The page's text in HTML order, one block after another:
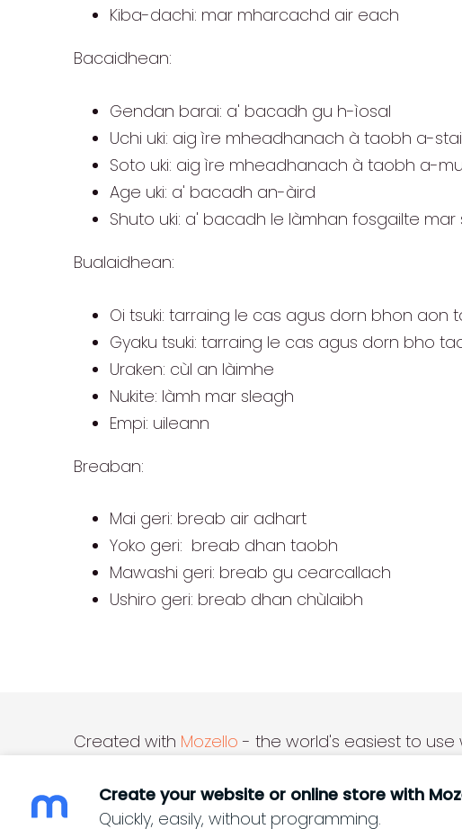
Kiba-dachi: mar mharcachd air each
Bacaidhean:
Gendan barai: a' bacadh gu h-ìosal
Uchi uki: aig ìre mheadhanach à taobh a-
Soto uki: aig ìre mheadhanach à taobh a-
Age uki: a' bacadh an-àird
Shuto uki: a' bacadh le làmhan fosgailte mar
Bualaidhean:
Oi tsuki: tarraing le cas agus dorn bhon aon
Gyaku tsuki: tarraing le cas agus dorn bho
Uraken: cùl an làimhe
Nukite: làmh mar sleagh
Empi: uileann
Breaban:
Mai geri: breab air adhart
Yoko geri: breab dhan taobh
Mawashi geri: breab gu cearcallach
Ushiro geri: breab dhan chùlaibh
Created with Mozello - the world's easiest to use
Create your website or online store with
Quickly, easily, without programming.